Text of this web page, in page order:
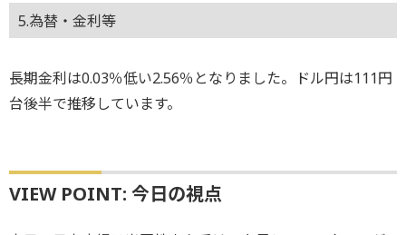
5.為替・金利等
長期金利は0.03％低い2.56％となりました。ドル円は111円
台後半で推移しています。
VIEW POINT: 今日の視点